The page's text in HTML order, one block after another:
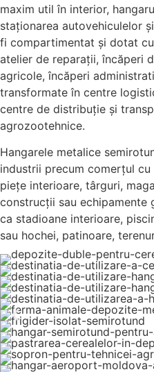
maxim util în interior,
staționarea autovehiculelor
fi compartimentat și dotat
atelier de reparații, încăperi
agricole, încăperi
transformate în centre
centre de distribuție și
agrozootehnice.
Hangarele metalice
industrii precum comerțul
piețe interioare, târguri,
construcții sau echipamente
ca stadioane interioare,
sau hochei, patinoare,